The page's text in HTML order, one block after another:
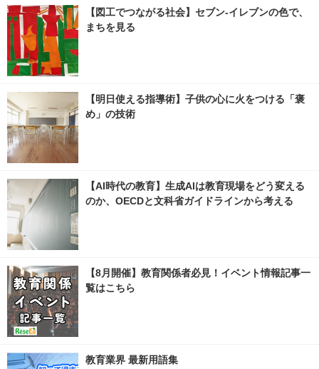
【図工でつながる社会】セブン‐イレブンの色で、
まちを見る
【明日使える指導術】子供の心に火をつける「褒
め」の技術
【AI時代の教育】生成AIは教育現場をどう変える
のか、OECDと文科省ガイドラインから考える
【8月開催】教育関係者必見！イベント情報記事一
覧はこちら
教育業界 最新用語集